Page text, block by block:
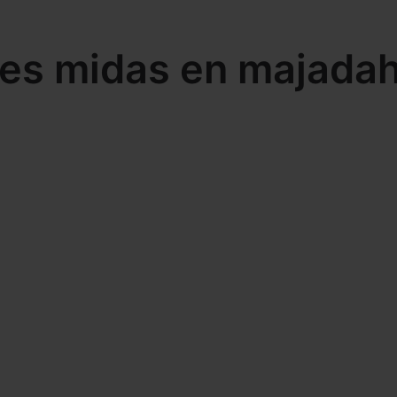
midas en